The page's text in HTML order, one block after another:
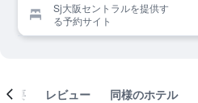
Sj大阪セントラルを提供す
る予約サイト
概要 レビュー 同様のホテル